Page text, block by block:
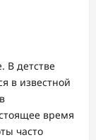
В детстве
в известной
время
часто